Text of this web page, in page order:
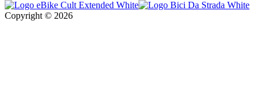
Copyright © 2026